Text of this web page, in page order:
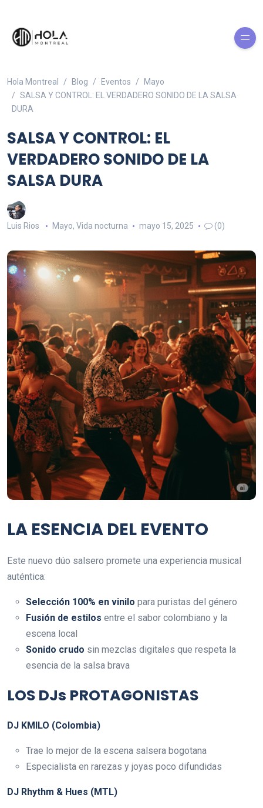
Hola Montreal Blog Eventos
Mayo
SALSA Y CONTROL: EL VERDADERO SONIDO DE LA SALSA
DURA
SALSA Y CONTROL: EL
VERDADERO SONIDO DE LA
SALSA DURA
Luis Rios Mayo, Vida nocturna mayo 15, 2025 (0)
LA ESENCIA DEL EVENTO
Este nuevo dúo salsero promete una experiencia musical
auténtica:
Selección 100% en vinilo para puristas del género
Fusión de estilos entre el sabor colombiano y la
escena local
Sonido crudo sin mezclas digitales que respeta la
esencia de la salsa brava
LOS DJs PROTAGONISTAS
DJ KMILO (Colombia)
Trae lo mejor de la escena salsera bogotana
Especialista en rarezas y joyas poco difundidas
DJ Rhythm & Hues (MTL)